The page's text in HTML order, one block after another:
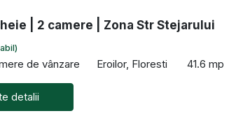
| 2 camere | Zona Str Stejarului
de vânzare Eroilor, Floresti 41.6 mp
detalii